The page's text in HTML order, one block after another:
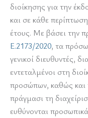
διοίκησης για την
και σε κάθε
έτους. Mε βάσει την
Ε.2173/2020, τα
γενικοί διευθυντές,
εντεταλμένοι στη
προσώπων, καθώς και
πράγμασι τη
ευθύνονται